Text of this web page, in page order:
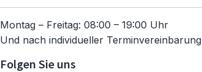
Montag – Freitag: 08:00 – 19:00 Uhr
Und nach individueller Terminvereinbarung
Folgen Sie uns